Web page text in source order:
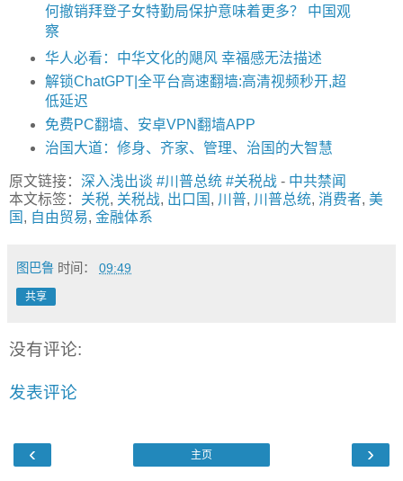
何撤销拜登子女特勤局保护意味着更多？ 中国观
察
华人必看：中华文化的飓风 幸福感无法描述
解锁ChatGPT|全平台高速翻墙:高清视频秒开,超
低延迟
免费PC翻墙、安卓VPN翻墙APP
治国大道：修身、齐家、管理、治国的大智慧
原文链接： 深入浅出谈 #川普总统 #关税战 - 中共禁闻
本文标签： 关税, 关税战, 出口国 , 川普, 川普总统, 消费者, 美
国 , 自由贸易, 金融体系
图巴鲁 时间： 09:49
共享
没有评论:
发表评论
‹ ›
主页